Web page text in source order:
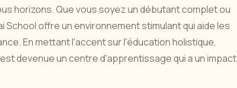
horizons. Que vous soyez un débutant complet ou
offre un environnement stimulant qui aide les
En mettant l'accent sur l'éducation holistique,
devenue un centre d'apprentissage qui a un impact